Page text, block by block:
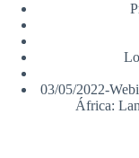
03/05/2022-
África: